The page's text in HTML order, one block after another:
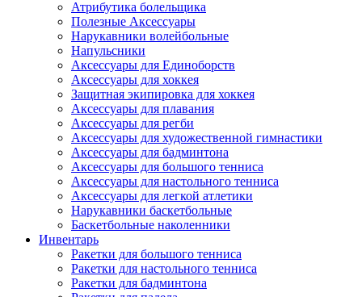
Атрибутика болельщика
Полезные Аксессуары
Нарукавники волейбольные
Напульсники
Аксессуары для Единоборств
Аксессуары для хоккея
Защитная экипировка для хоккея
Аксессуары для плавания
Аксессуары для регби
Аксессуары для художественной гимнастики
Аксессуары для бадминтона
Аксессуары для большого тенниса
Аксессуары для настольного тенниса
Аксессуары для легкой атлетики
Нарукавники баскетбольные
Баскетбольные наколенники
Инвентарь
Ракетки для большого тенниса
Ракетки для настольного тенниса
Ракетки для бадминтона